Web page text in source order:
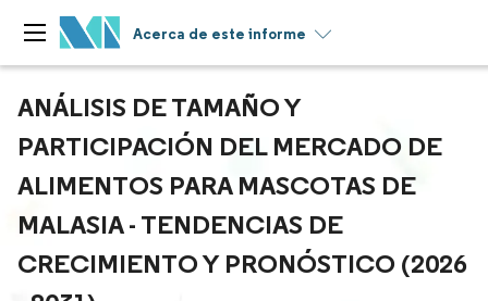
Acerca de este informe
ANÁLISIS DE TAMAÑO Y
PARTICIPACIÓN DEL MERCADO DE
ALIMENTOS PARA MASCOTAS DE
MALASIA - TENDENCIAS DE
CRECIMIENTO Y PRONÓSTICO (2026